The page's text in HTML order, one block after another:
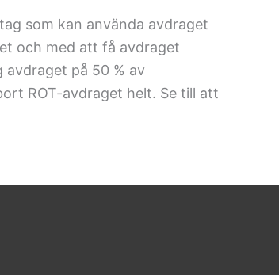
som kan använda avdraget
och med att få avdraget
på 50 % av
ROT-avdraget helt. Se till att